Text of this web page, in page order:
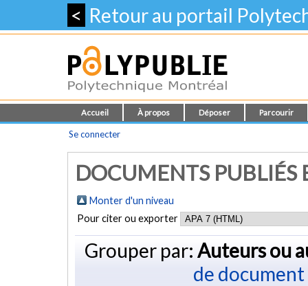
< Retour au portail
Accueil À propos Déposer Parcourir
Se connecter
DOCUMENTS PUBLIÉS
Monter d'un niveau
Pour citer ou exporter
Grouper par: Auteurs ou
de document